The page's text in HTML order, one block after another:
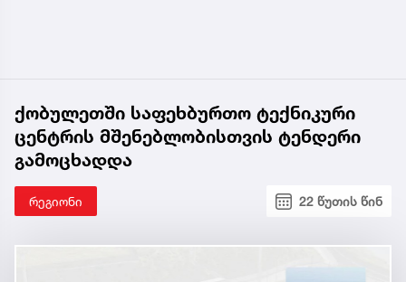
ქობულეთში საფეხბურთო ტექნიკური
ცენტრის მშენებლობისთვის ტენდერი
გამოცხადდა
რეგიონი 22 წუთის წინ